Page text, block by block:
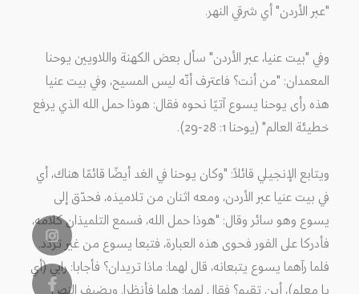
"عبر الأردن" أي شرقي النهر.
وفي "بيت عنيا، عبر الأردن" سأل بعض الكهنة واللاويين يوحنا
المعمدان: "من أنت؟ فاعترف أنّه ليس المسيح، وفي بيت عنيا
هذه رأى يوحنا يسوع آتيًا نحوه فقال: هوذا حمل الله الذي يرفع
خطيئة العالم" (يوحنا 1: 28-29).
ويتابع الإنجيلي قائلاً: "وكان يوحنا في الغد أيضًا قائمًا هناك، أي
في بيت عنيا عبر الأردن، ومعه اثنان من تلاميذه، فحدّق إلى
يسوع وهو سائر وقال: "هوذا حمل الله، فسمع التلميذان كلامه،
فأدركا على الفور فحوى هذه العبارة، فتبعا يسوع من غير تردّد.
فلما رآهما يسوع يتبعانه، قال لهما: ماذا تريدان؟ فأجابا: رابي (أي
يا معلم)، أين تقيم؟ فقال لهما: هلما فأنظرا. ويضيف النص